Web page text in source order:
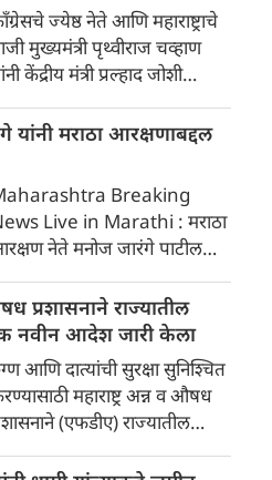
ज्येष्ठ नेते आणि महाराष्ट्राचे
मुख्यमंत्री पृथ्वीराज चव्हाण
केंद्रीय मंत्री प्रल्हाद जोशी
कार्यभार सोपवल्याबद्दल
केंद्र सरकारवर टीका केली आहे. या
संबोधत, त्यांनी केंद्र
तातडीने पूर्णवेळ
नियुक्ती करावी अशी
केली आहे.
Breaking
Live in Marathi : मराठा
नेते मनोज जारंगे पाटील
दौऱ्याला सुरुवात केली
त्यांनी कुणबी रेकॉर्ड रद्द
करण्याचा कट रचल्याचे गंभीर आरोप
आहेत.
राज्यातील
नवीन आदेश जारी केला
आणि दात्यांची सुरक्षा सुनिश्चित
महाराष्ट्र अन्न व औषध
(एफडीए) राज्यातील